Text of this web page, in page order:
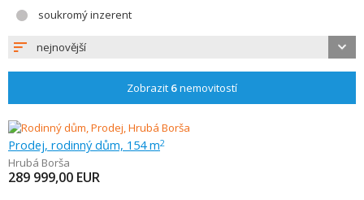
soukromý inzerent
nejnovější
Zobrazit 6nemovitostí
Prodej, rodinný dům, 154 m2
Hrubá Borša
289 999,00 EUR